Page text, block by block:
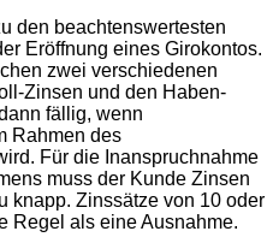
den beachtenswertesten
Eröffnung eines Girokontos.
zwei verschiedenen
Zinsen und den Haben-
fällig, wenn
Rahmen des
Für die Inanspruchnahme
muss der Kunde Zinsen
knapp. Zinssätze von 10 oder
Regel als eine Ausnahme.